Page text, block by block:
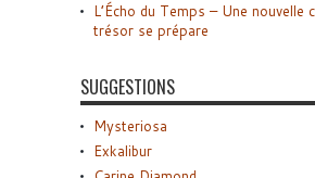
L’Écho du Temps – Une nouvelle
trésor se prépare
SUGGESTIONS
Mysteriosa
Exkalibur